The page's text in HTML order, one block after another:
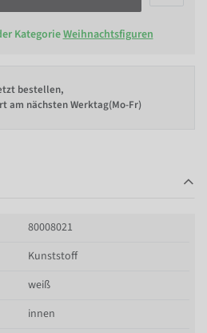
KategorieWeihnachtsfiguren
bestellen,
am nächsten Werktag(Mo-Fr)
80008021
Kunststoff
weiß
innen